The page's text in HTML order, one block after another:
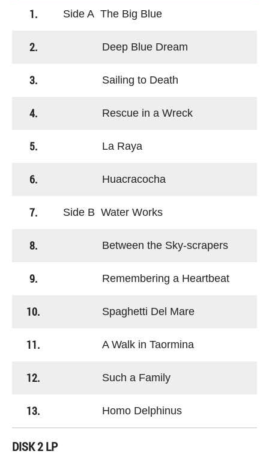
1. Side A The Big Blue
2. Deep Blue Dream
3. Sailing to Death
4. Rescue in a Wreck
5. La Raya
6. Huacracocha
7. Side B Water Works
8. Between the Sky-scrapers
9. Remembering a Heartbeat
10. Spaghetti Del Mare
11. A Walk in Taormina
12. Such a Family
13. Homo Delphinus
DISK 2 LP